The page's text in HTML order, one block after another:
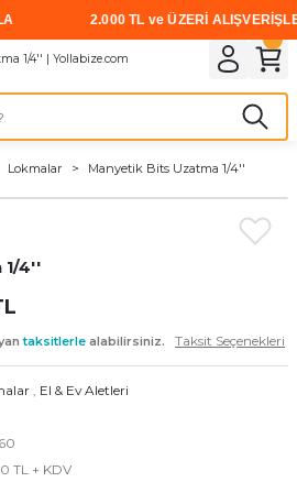
2.000 TL ve ÜZERİ
Akıllı Vidalar
Sunta Vidası
Akülü Vidalamalar
Elektrikli Matkaplar
Gaz Armatürleri
Mıknatıslar
Cırt Zımparalar
Lokmalar Manyetik Bits Uzatma 1/4''
1/4''
taksitlerle alabilirsiniz. Taksit Seçenekleri
, El & Ev Aletleri
TL + KDV